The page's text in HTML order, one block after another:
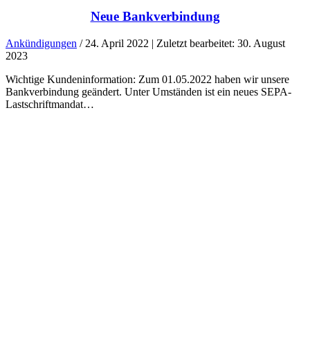
Neue Bankverbindung
Ankündigungen / 24. April 2022 | Zuletzt bearbeitet: 30. August
2023
Wichtige Kundeninformation: Zum 01.05.2022 haben wir unsere
Bankverbindung geändert. Unter Umständen ist ein neues SEPA-
Lastschriftmandat…